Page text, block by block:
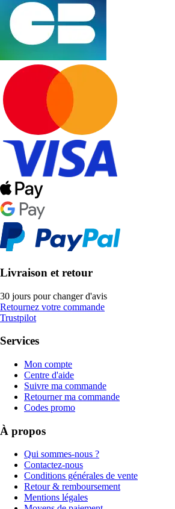
Livraison et retour
30 jours pour changer d'avis
Retournez votre commande
Trustpilot
Services
Mon compte
Centre d'aide
Suivre ma commande
Retourner ma commande
Codes promo
À propos
Qui sommes-nous ?
Contactez-nous
Conditions générales de vente
Retour & remboursement
Mentions légales